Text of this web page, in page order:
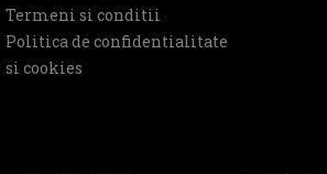
Termeni si conditii
Politica de confidentialitate
si cookies